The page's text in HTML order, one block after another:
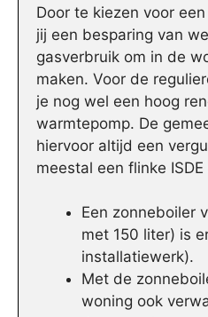
Door te kiezen voor
jij een besparing van
gasverbruik om in de
maken. Voor de
je nog wel een hoog
warmtepomp. De
hiervoor altijd een
meestal een flinke
Een zonneboiler
met 150 liter) is
installatiewerk).
Met de
woning ook